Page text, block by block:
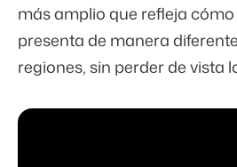
más amplio que refleja
presenta de manera
regiones, sin perder de vista